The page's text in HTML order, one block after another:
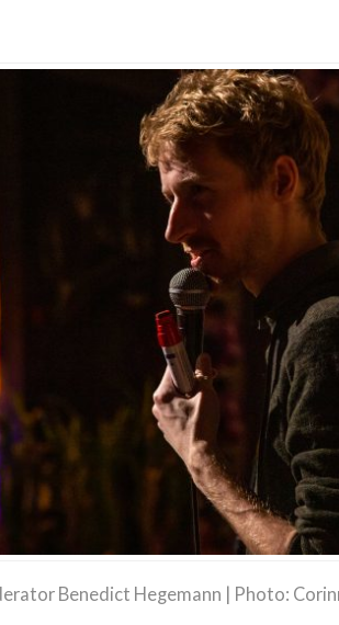
Benedict Hegemann | Photo: